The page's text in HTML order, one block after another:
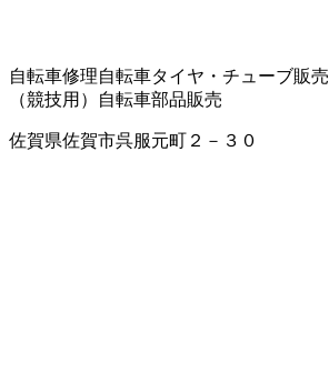
自転車修理自転車タイヤ・チューブ販売
（競技用）
自転車部品販売
佐賀県佐賀市呉服元町２－３０